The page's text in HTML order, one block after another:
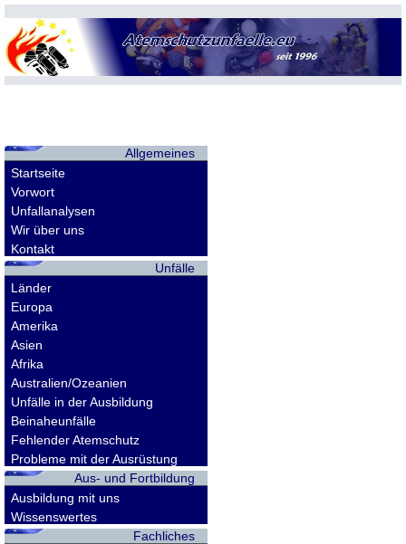
Allgemeines
Startseite
Vorwort
Unfallanalysen
Wir über uns
Kontakt
Unfälle
Länder
Europa
Amerika
Asien
Afrika
Australien/Ozeanien
Unfälle in der Ausbildung
Beinaheunfälle
Fehlender Atemschutz
Probleme mit der Ausrüstung
Aus- und Fortbildung
Ausbildung mit uns
Wissenswertes
Fachliches